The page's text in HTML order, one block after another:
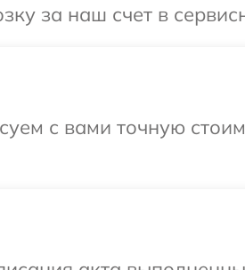
за наш счет в
с вами точную